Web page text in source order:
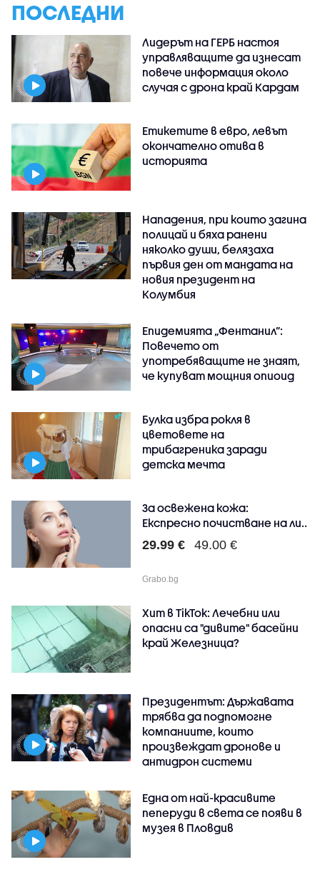
ПОСЛЕДНИ
Лидерът на ГЕРБ настоя
управляващите да изнесат
повече информация около
случая с дрона край Кардам
Етикетите в евро, левът
окончателно отива в
историята
Нападения, при които загина
полицай и бяха ранени
няколко души, белязаха
първия ден от мандата на
новия президент на
Колумбия
Епидемията „Фентанил”:
Повечето от
употребяващите не знаят,
че купуват мощния опиоид
Булка избра рокля в
цветовете на
трибагреника заради
детска мечта
За освежена кожа:
Експресно почистване на ли..
29.99 € 49.00 €
Grabo.bg
Хит в TikTok: Лечебни или
опасни са "дивите" басейни
край Железница?
Президентът: Държавата
трябва да подпомогне
компаниите, които
произвеждат дронове и
антидрон системи
Една от най-красивите
пеперуди в света се появи в
музея в Пловдив